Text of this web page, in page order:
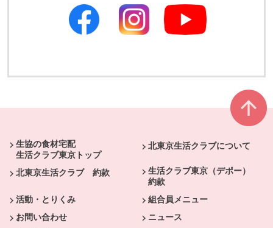
生協の食材宅配
生活クラブ東京トップ
北東京生活クラブについて
北東京生活クラブ 約款
生活クラブ東京（デポー）
約款
活動・とりくみ
組合員メニュー
お問い合わせ
ニュース